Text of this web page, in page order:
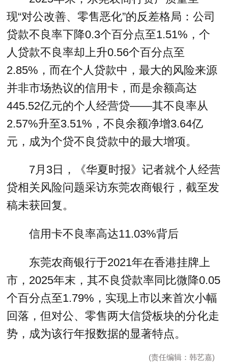
现“对公改善、零售恶化”的反差格局：公司
贷款不良率下降0.3个百分点至1.51%，个
人贷款不良率却上升0.56个百分点至
2.85%，而在个人贷款中，最大的风险来源
并非市场热议的信用卡，而是余额高达
445.52亿元的个人经营贷——其不良率从
2.57%升至3.51%，不良余额净增3.64亿
元，成为个贷不良贷款中的最大增项。
7月3日，《华夏时报》记者就个人经营
贷相关风险问题采访东莞农商银行，截至发
稿未获回复。
信用卡不良率高达11.03%背后
东莞农商银行于2021年在香港挂牌上
市，2025年末，其不良贷款率同比微降0.05
个百分点至1.79%，实现上市以来首次小幅
回落，但对公、零售两大信贷板块的分化走
势，成为该行年报数据的显著特点。
(责任编辑：韩艺嘉)